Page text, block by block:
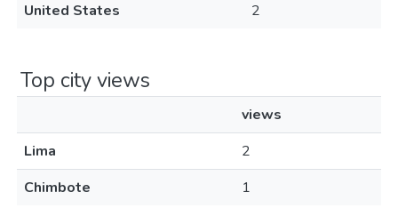
United States
2
Top city views
views
Lima
2
Chimbote
1